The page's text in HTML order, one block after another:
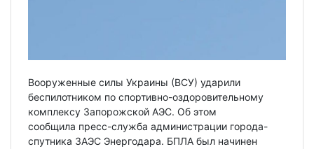
Вооруженные силы Украины (ВСУ) ударили
беспилотником по спортивно-оздоровительному
комплексу Запорожской АЭС. Об этом
сообщила пресс-служба администрации города-
спутника ЗАЭС Энергодара. БПЛА был начинен